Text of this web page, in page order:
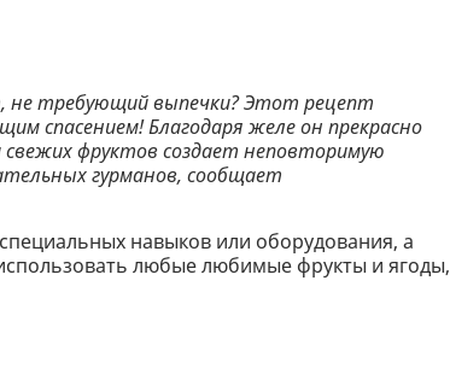
не требующий выпечки? Этот рецепт
спасением! Благодаря желе он прекрасно
фруктов создает неповторимую
гурманов, сообщает
навыков или оборудования, а
любые любимые фрукты и ягоды,